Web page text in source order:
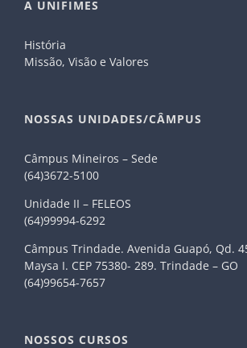
A UNIFIMES
História
Missão, Visão e Valores
NOSSAS UNIDADES/CÂMPUS
Câmpus Mineiros – Sede
(64)3672-5100
Unidade II – FELEOS
(64)99994-6292
Câmpus Trindade. Avenida Guapó, Qd.
Maysa I. CEP 75380- 289. Trindade – GO
(64)99654-7657
NOSSOS CURSOS